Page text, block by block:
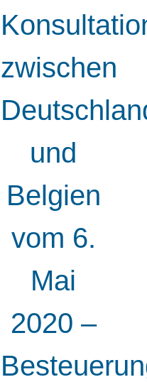
zwischen
und
Belgien
vom 6.
Mai
2020 –